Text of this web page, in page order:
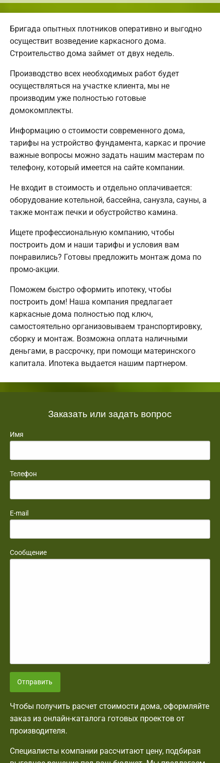
Бригада опытных плотников оперативно и выгодно
осуществит возведение каркасного дома.
Строительство дома займет от двух недель.
Производство всех необходимых работ будет
осуществляться на участке клиента, мы не
производим уже полностью готовые
домокомплекты.
Информацию о стоимости современного дома,
тарифы на устройство фундамента, каркас и прочие
важные вопросы можно задать нашим мастерам по
телефону, который имеется на сайте компании.
Не входит в стоимость и отдельно оплачивается:
оборудование котельной, бассейна, санузла, сауны, а
также монтаж печки и обустройство камина.
Ищете профессиональную компанию, чтобы
построить дом и наши тарифы и условия вам
понравились? Готовы предложить монтаж дома по
промо-акции.
Поможем быстро оформить ипотеку, чтобы
построить дом! Наша компания предлагает
каркасные дома полностью под ключ,
самостоятельно организовываем транспортировку,
сборку и монтаж. Возможна оплата наличными
деньгами, в рассрочку, при помощи материнского
капитала. Ипотека выдается нашим партнером.
Заказать или задать вопрос
Имя
Телефон
E-mail
Сообщение
Отправить
Чтобы получить расчет стоимости дома, оформляйте
заказ из онлайн-каталога готовых проектов от
производителя.
Специалисты компании рассчитают цену, подбирая